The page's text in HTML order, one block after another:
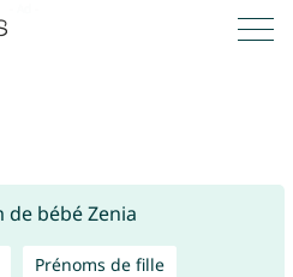
Prénoms de fille